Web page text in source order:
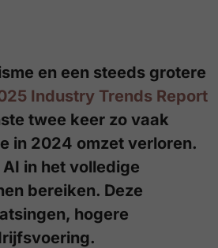
en een steeds grotere
Industry Trends Report
twee keer zo vaak
in 2024 omzet verloren.
in het volledige
bereiken. Deze
hogere